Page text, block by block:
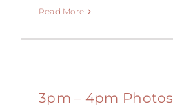
Read More
3pm – 4pm Photos